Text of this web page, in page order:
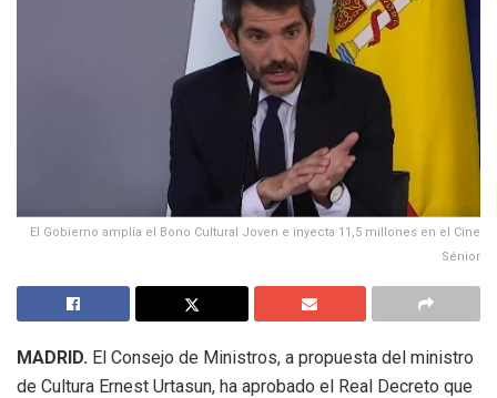
El Gobierno amplía el Bono Cultural Joven e inyecta 11,5 millones en el Cine
Sénior
MADRID. El Consejo de Ministros, a propuesta del ministro
de Cultura Ernest Urtasun, ha aprobado el Real Decreto que